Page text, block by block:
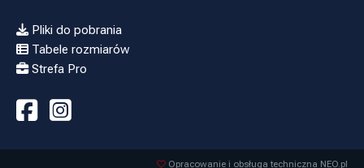
Pliki do pobrania
Tabele rozmiarów
Strefa Pro
Opracowanie i obsługa techniczna NEO.pl